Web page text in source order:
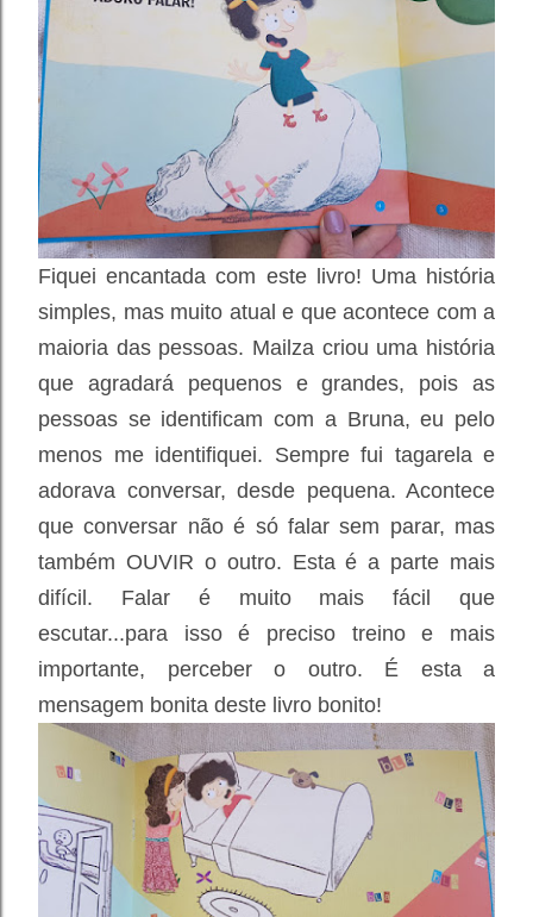
Fiquei encantada com este livro! Uma história
simples, mas muito atual e que acontece com a
maioria das pessoas. Mailza criou uma história
que agradará pequenos e grandes, pois as
pessoas se identificam com a Bruna, eu pelo
menos me identifiquei. Sempre fui tagarela e
adorava conversar, desde pequena. Acontece
que conversar não é só falar sem parar, mas
também OUVIR o outro. Esta é a parte mais
difícil. Falar é muito mais fácil que
escutar...para isso é preciso treino e mais
importante, perceber o outro. É esta a
mensagem bonita deste livro bonito!